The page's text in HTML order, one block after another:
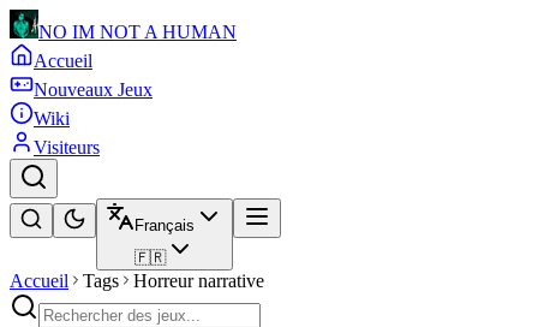
NO IM NOT A HUMAN
Accueil
Nouveaux Jeux
Wiki
Visiteurs
Français
🇫🇷
Accueil Tags Horreur narrative